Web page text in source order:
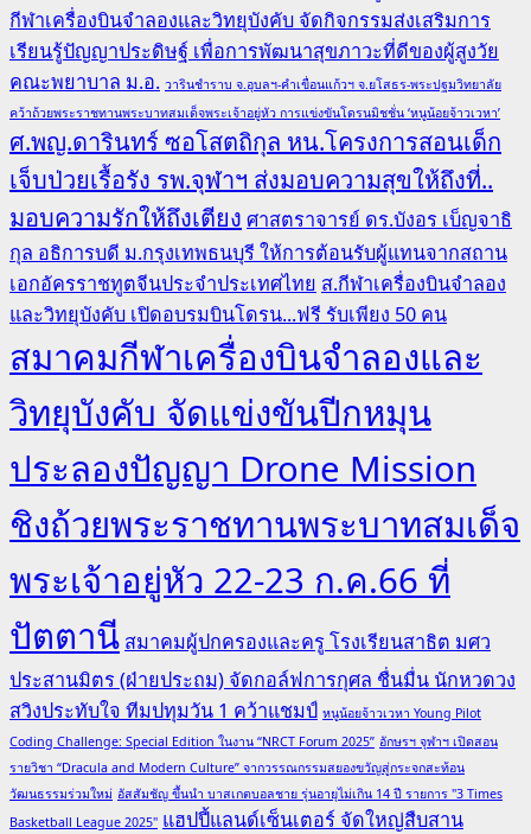
กีฬาเครื่องบินจำลองและวิทยุบังคับ จัดกิจกรรมส่งเสริมการ
เรียนรู้ปัญญาประดิษฐ์ เพื่อการพัฒนาสุขภาวะที่ดีของผู้สูงวัย
คณะพยาบาล ม.อ. วารินชำราบ จ.อุบลฯ-คำเขื่อนแก้วฯ จ.ยโสธร-พระปฐมวิทยาลัย
คว้าถ้วยพระราชทานพระบาทสมเด็จพระเจ้าอยู่หัว การแข่งขันโดรนมิชชั่น ‘หนูน้อยจ้าวเวหา’
ศ.พญ.ดารินทร์ ซอโสตถิกุล หน.โครงการสอนเด็ก
เจ็บป่วยเรื้อรัง รพ.จุฬาฯ ส่งมอบความสุขให้ถึงที่..
มอบความรักให้ถึงเตียง ศาสตราจารย์ ดร.บังอร เบ็ญจาธิ
กุล อธิการบดี ม.กรุงเทพธนบุรี ให้การต้อนรับผู้แทนจากสถาน
เอกอัครราชทูตจีนประจำประเทศไทย ส.กีฬาเครื่องบินจำลอง
และวิทยุบังคับ เปิดอบรมบินโดรน...ฟรี รับเพียง 50 คน
สมาคมกีฬาเครื่องบินจำลองและ
วิทยุบังคับ จัดแข่งขันปีกหมุน
ประลองปัญญา Drone Mission
ชิงถ้วยพระราชทานพระบาทสมเด็จ
พระเจ้าอยู่หัว 22-23 ก.ค.66 ที่
ปัตตานี สมาคมผู้ปกครองและครู โรงเรียนสาธิต มศว
ประสานมิตร (ฝ่ายประถม) จัดกอล์ฟการกุศล ชื่นมื่น นักหวดวง
สวิงประทับใจ ทีมปทุมวัน 1 คว้าแชมป์ หนูน้อยจ้าวเวหา Young Pilot
Coding Challenge: Special Edition ในงาน “NRCT Forum 2025” อักษรฯ จุฬาฯ เปิดสอน
รายวิชา “Dracula and Modern Culture” จากวรรณกรรมสยองขวัญสู่กระจกสะท้อน
วัฒนธรรมร่วมใหม่ อัสสัมชัญ ขึ้นนำ บาสเกตบอลชาย รุ่นอายุไม่เกิน 14 ปี รายการ "3 Times
Basketball League 2025" แฮปปี้แลนด์เซ็นเตอร์ จัดใหญ่สืบสาน